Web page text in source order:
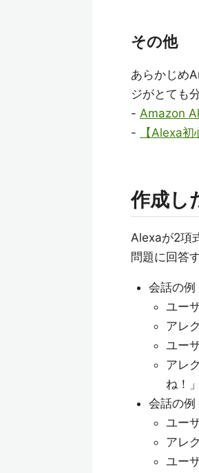
その他
あらかじめ
ジがとても
- Amazon
-
【Alexa
作成し
Alexaが2項
問題に回答
会話の例
ユー
アレ
ユー
アレ
ね！」
会話の例
ユー
アレ
ユー